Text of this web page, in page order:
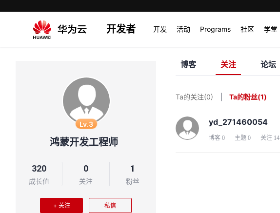
开发者 开发 活动 Programs 社区 学堂
Lv.3
鸿蒙开发工程师
320
成长值
0
关注
1
粉丝
+ 关注 私信
博客 关注 论坛
Ta的关注(0) Ta的粉丝(1)
yd_271460054
博客 0 主题 0 关注 14